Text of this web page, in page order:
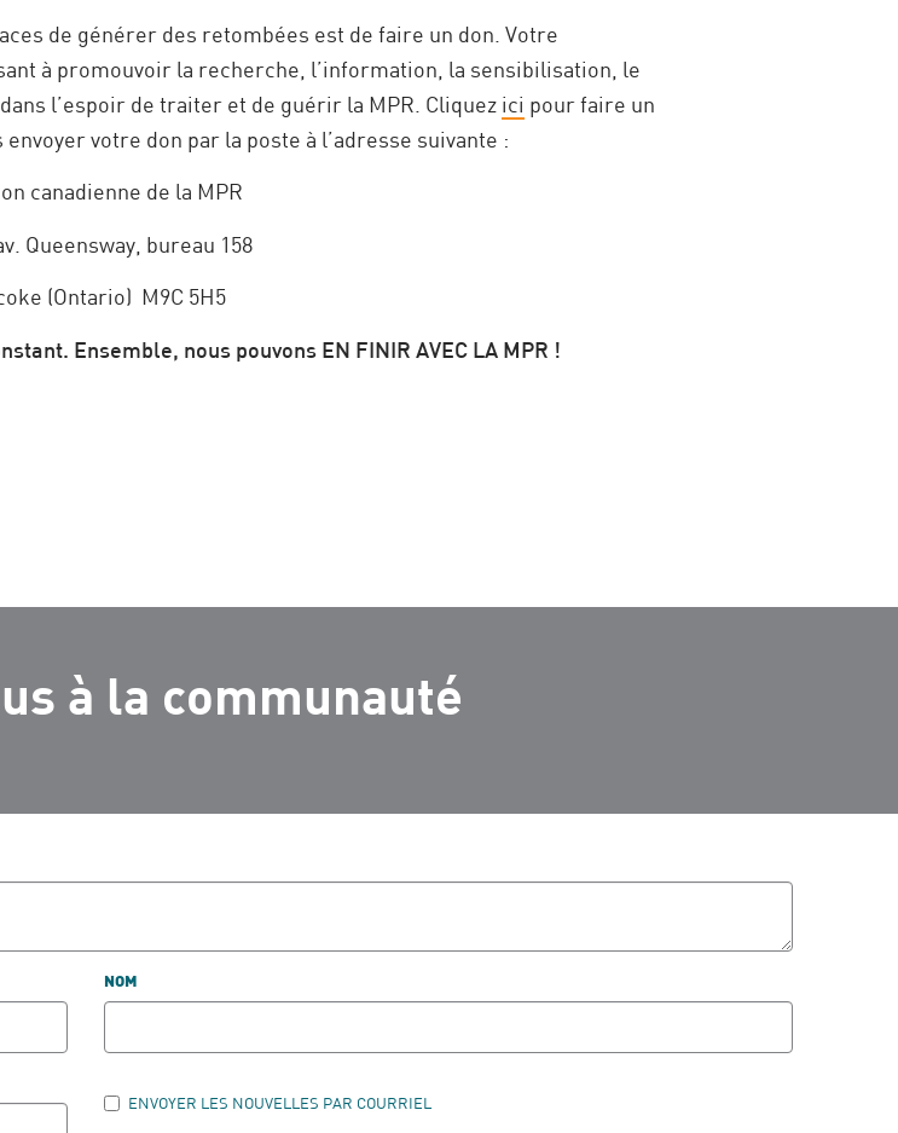
de générer des retombées est de faire un don. Votre
à promouvoir la recherche, l’information, la sensibilisation, le
l’espoir de traiter et de guérir la MPR. Cliquez ici pour faire un
votre don par la poste à l’adresse suivante :
canadienne de la MPR
Queensway, bureau 158
(Ontario) M9C 5H5
Ensemble, nous pouvons EN FINIR AVEC LA MPR !
à la communauté
NOM
ENVOYER LES NOUVELLES PAR COURRIEL